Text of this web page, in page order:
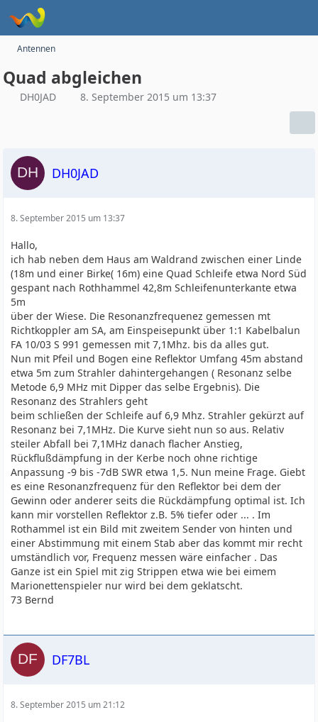
Antennen
Quad abgleichen
DH0JAD 8. September 2015 um 13:37
DH0JAD
8. September 2015 um 13:37
Hallo,
ich hab neben dem Haus am Waldrand zwischen einer Linde
(18m und einer Birke( 16m) eine Quad Schleife etwa Nord Süd
gespant nach Rothhammel 42,8m Schleifenunterkante etwa
5m
über der Wiese. Die Resonanzfrequenez gemessen mt
Richtkoppler am SA, am Einspeisepunkt über 1:1 Kabelbalun
FA 10/03 S 991 gemessen mit 7,1Mhz. bis da alles gut.
Nun mit Pfeil und Bogen eine Reflektor Umfang 45m abstand
etwa 5m zum Strahler dahintergehangen ( Resonanz selbe
Metode 6,9 MHz mit Dipper das selbe Ergebnis). Die
Resonanz des Strahlers geht
beim schließen der Schleife auf 6,9 Mhz. Strahler gekürzt auf
Resonanz bei 7,1MHz. Die Kurve sieht nun so aus. Relativ
steiler Abfall bei 7,1MHz danach flacher Anstieg,
Rückflußdämpfung in der Kerbe noch ohne richtige
Anpassung -9 bis -7dB SWR etwa 1,5. Nun meine Frage. Giebt
es eine Resonanzfrequenz für den Reflektor bei dem der
Gewinn oder anderer seits die Rückdämpfung optimal ist. Ich
kann mir vorstellen Reflektor z.B. 5% tiefer oder ... . Im
Rothammel ist ein Bild mit zweitem Sender von hinten und
einer Abstimmung mit einem Stab aber das kommt mir recht
umständlich vor, Frequenz messen wäre einfacher . Das
Ganze ist ein Spiel mit zig Strippen etwa wie bei eimem
Marionettenspieler nur wird bei dem geklatscht.
73 Bernd
DF7BL
8. September 2015 um 21:12